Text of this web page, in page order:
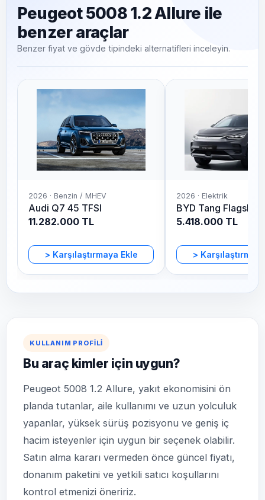
Peugeot 5008 1.2 Allure ile
benzer araçlar
Benzer fiyat ve gövde tipindeki alternatifleri inceleyin.
2026 · Benzin / MHEV
Audi Q7 45 TFSI
11.282.000 TL
> Karşılaştırmaya Ekle
2026 · Elektrik
BYD Tang Flagship
5.418.000 TL
>
KULLANIM PROFILI
Bu araç kimler için uygun?
Peugeot 5008 1.2 Allure, yakıt ekonomisini ön
planda tutanlar, aile kullanımı ve uzun yolculuk
yapanlar, yüksek sürüş pozisyonu ve geniş iç
hacim isteyenler için uygun bir seçenek olabilir.
Satın alma kararı vermeden önce güncel fiyatı,
donanım paketini ve yetkili satıcı koşullarını
kontrol etmenizi öneririz.